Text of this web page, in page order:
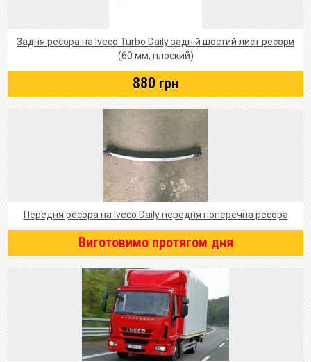
Задня ресора на Iveco Turbo Daily задній шостий лист ресори
(60 мм, плоский)
880 грн
Передня ресора на Iveco Daily передня поперечна ресора
Виготовимо протягом дня